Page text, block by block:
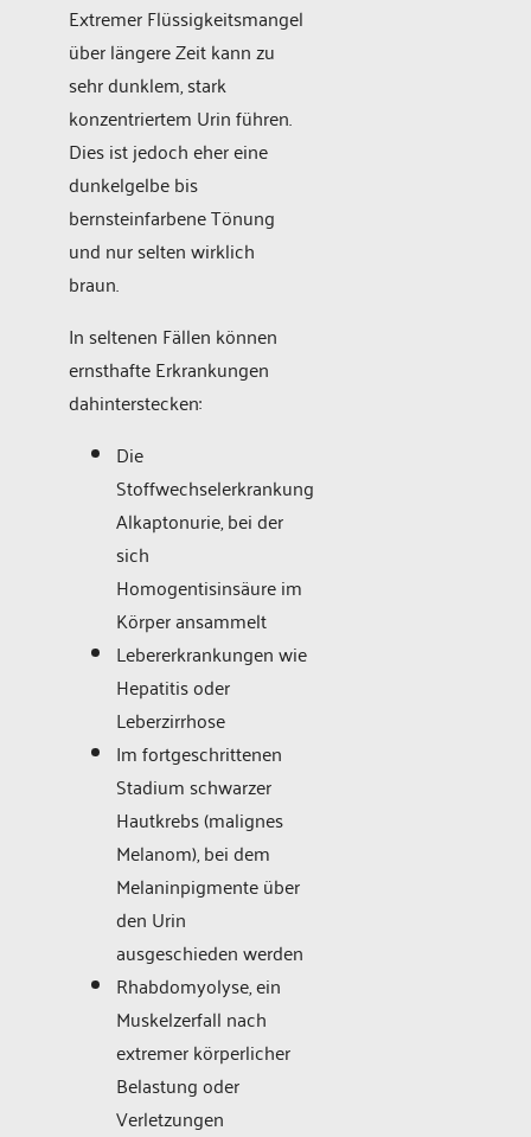
Extremer Flüssigkeitsmangel
über längere Zeit kann zu
sehr dunklem, stark
konzentriertem Urin führen.
Dies ist jedoch eher eine
dunkelgelbe bis
bernsteinfarbene Tönung
und nur selten wirklich
braun.
In seltenen Fällen können
ernsthafte Erkrankungen
dahinterstecken:
Die
Stoffwechselerkrankung
Alkaptonurie, bei der
sich
Homogentisinsäure im
Körper ansammelt
Lebererkrankungen wie
Hepatitis oder
Leberzirrhose
Im fortgeschrittenen
Stadium schwarzer
Hautkrebs (malignes
Melanom), bei dem
Melaninpigmente über
den Urin
ausgeschieden werden
Rhabdomyolyse, ein
Muskelzerfall nach
extremer körperlicher
Belastung oder
Verletzungen